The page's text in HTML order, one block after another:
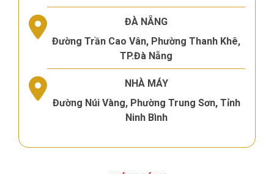
ĐÀ NẴNG
Đường Trần Cao Vân, Phường Thanh Khê,
TP.Đà Nẵng
NHÀ MÁY
Đường Núi Vàng, Phường Trung Sơn, Tỉnh
Ninh Bình